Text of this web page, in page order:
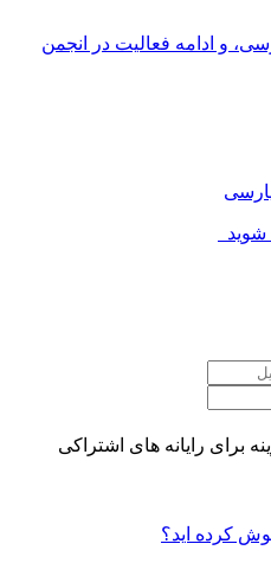
و ادامه فعالیت در انجمن
شوید
برای رایانه های اشتراکی
کرده اید؟